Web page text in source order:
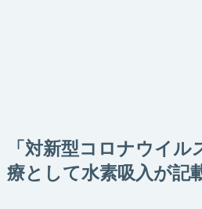
「対新型コロナウイ
療として水素吸入が記